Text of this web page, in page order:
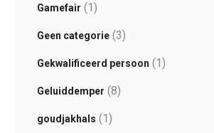
Gamefair (1)
Geen categorie(3)
Gekwalificeerd persoon (1)
Geluiddemper (8)
goudjakhals (1)